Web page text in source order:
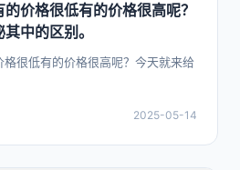
价格很低有的价格很高呢？
中的区别。
很低有的价格很高呢？今天就来给
2025-05-14